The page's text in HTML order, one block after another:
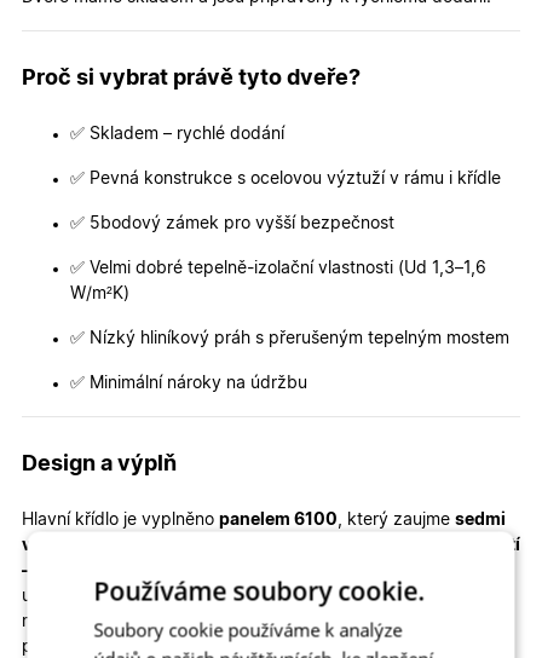
Proč si vybrat právě tyto dveře?
✅ Skladem – rychlé dodání
✅ Pevná konstrukce s ocelovou výztuží v rámu i křídle
✅ 5bodový zámek pro vyšší bezpečnost
✅ Velmi dobré tepelně-izolační vlastnosti (Ud 1,3–1,6
W/m²K)
✅ Nízký hliníkový práh s přerušeným tepelným mostem
✅ Minimální nároky na údržbu
Design a výplň
Hlavní křídlo je vyplněno panelem 6100, který zaujme sedmi
vodorovnými prosklenými obdélníky střídajících se velikostí
– čtyřmi většími a třemi menšími
uspořádání vytváří zajímavý rytmus, který dveřím dodává
moderní a elegantní vzhled a zároveň opticky odlehčuje jejich
plochu. Prosklení ze strukturovaného skla
Crepi
Používáme soubory cookie.
Soubory cookie používáme k analýze